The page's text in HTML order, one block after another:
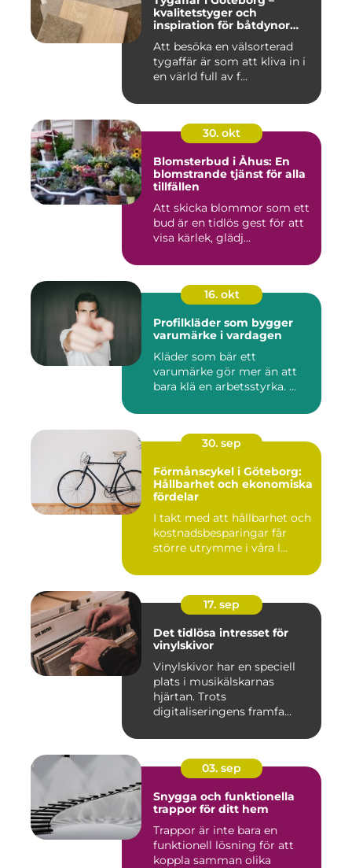
kvalitetstyger och
inspiration för båtdynor
Att besöka en välsorterad
tygaffär är som att kliva in i
en värld full av f...
30. okt
Blomsterbud i Åhus: En
blomstrande tjänst för alla
tillfällen
Att skicka blommor som ett
bud är en tidlös gest för att
visa kärlek, glädj...
16. okt
Profilkläder som bygger
varumärke i vardagen
Kläder som bär ett
varumärke gör mer än att
bara klä en arbetsstyrka. ...
30. sep
Förmånscykel i Göteborg:
Hållbarhet och ekonomiska
fördelar
I takt med att hållbarhet och
kostnadsbesparingar får
större utrymme i våra l...
17. sep
Det tidlösa intresset för
vinylskivor
Vinylskivor har en speciell
plats i musikälskarnas
hjärtan. Trots
digitaliseringens framfa...
03. sep
Snygga och funktionella
trappor för ditt hem
Trappor är inte bara en
funktionell lösning för att
koppla samman olika